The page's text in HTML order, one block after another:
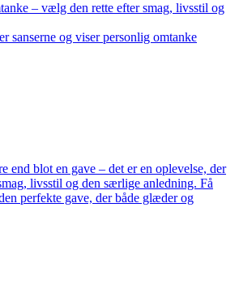
– vælg den rette efter smag, livsstil og
sanserne og viser personlig omtanke
end blot en gave – det er en oplevelse, der
livsstil og den særlige anledning. Få
perfekte gave, der både glæder og